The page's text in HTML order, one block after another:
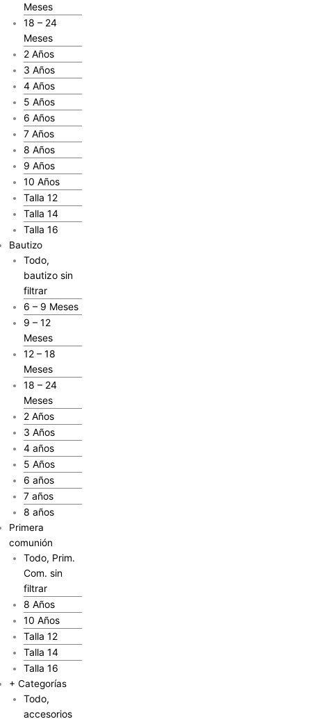
Meses
18 – 24
Meses
2 Años
3 Años
4 Años
5 Años
6 Años
7 Años
8 Años
9 Años
10 Años
Talla 12
Talla 14
Talla 16
Bautizo
Todo,
bautizo sin
filtrar
6 – 9 Meses
9 – 12
Meses
12 – 18
Meses
18 – 24
Meses
2 Años
3 Años
4 años
5 Años
6 años
7 años
8 años
Primera
comunión
Todo, Prim.
Com. sin
filtrar
8 Años
10 Años
Talla 12
Talla 14
Talla 16
+ Categorías
Todo,
accesorios